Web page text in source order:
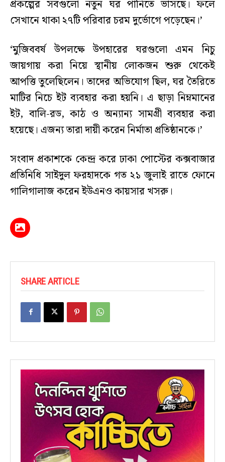
প্রকল্পের সবগুলো নতুন ঘর পানিতে ভাসছে। ফলে
সেখানে থাকা ২৭টি পরিবার চরম দুর্ভোগে পড়েছেন।’
‘মুজিববর্ষ উপলক্ষে উপহারের ঘরগুলো এমন নিচু
জায়গায় করা নিয়ে স্থানীয় লোকজন শুরু থেকেই
আপত্তি তুলেছিলেন। তাদের অভিযোগ ছিল, ঘর তৈরিতে
মাটির নিচে ইট ব্যবহার করা হয়নি। এ ছাড়া নিম্নমানের
ইট, বালি-রড, কাঠ ও অন্যান্য সামগ্রী ব্যবহার করা
হয়েছে। এজন্য তারা দায়ী করেন নির্মাতা প্রতিষ্ঠানকে।’
সংবাদ প্রকাশকে কেন্দ্র করে ঢাকা পোস্টের কক্সবাজার
প্রতিনিধি সাইদুল ফরহাদকে গত ২১ জুলাই রাতে ফোনে
গালিগালাজ করেন ইউএনও কায়সার খসরু।
SHARE ARTICLE